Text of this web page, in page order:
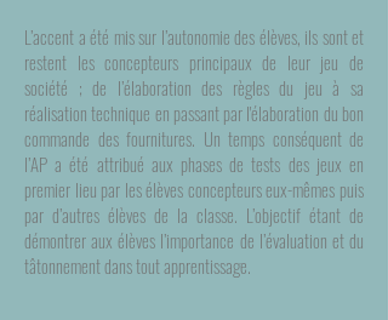
L’accent a été mis sur l’autonomie des élèves, ils sont et
restent les concepteurs principaux de leur jeu de
société ; de l’élaboration des règles du jeu à sa
réalisation technique en passant par l'élaboration du bon
commande des fournitures. Un temps conséquent de
l’AP a été attribué aux phases de tests des jeux en
premier lieu par les élèves concepteurs eux-mêmes puis
par d’autres élèves de la classe. L’objectif étant de
démontrer aux élèves l’importance de l’évaluation et du
tâtonnement dans tout apprentissage.